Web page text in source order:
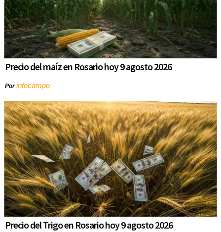
Precio del maíz en Rosario hoy 9 agosto 2026
Porinfocampo
Precio del Trigo en Rosario hoy 9 agosto 2026